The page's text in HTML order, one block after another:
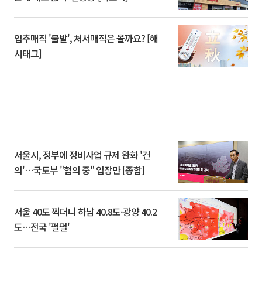
입추매직 '불발', 처서매직은 올까요? [해
시태그]
서울시, 정부에 정비사업 규제 완화 '건
의'⋯국토부 "협의 중" 입장만 [종합]
서울 40도 찍더니 하남 40.8도·광양 40.2
도…전국 '펄펄'